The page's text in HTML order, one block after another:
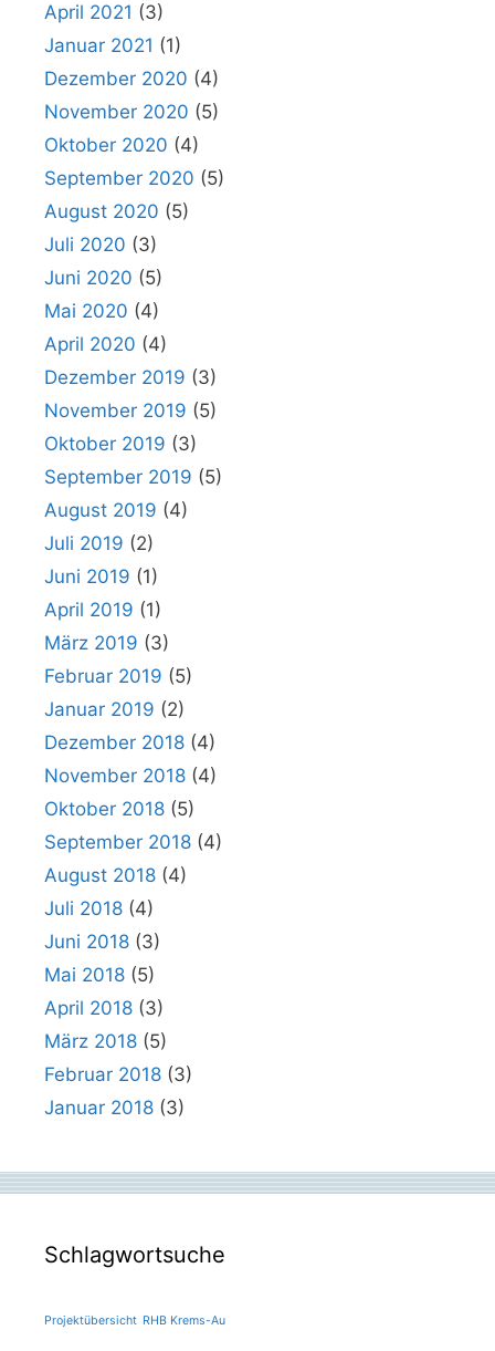
April 2021 (3)
Januar 2021 (1)
Dezember 2020 (4)
November 2020 (5)
Oktober 2020 (4)
September 2020 (5)
August 2020 (5)
Juli 2020 (3)
Juni 2020 (5)
Mai 2020 (4)
April 2020 (4)
Dezember 2019 (3)
November 2019 (5)
Oktober 2019 (3)
September 2019 (5)
August 2019 (4)
Juli 2019 (2)
Juni 2019 (1)
April 2019 (1)
März 2019 (3)
Februar 2019 (5)
Januar 2019 (2)
Dezember 2018 (4)
November 2018 (4)
Oktober 2018 (5)
September 2018 (4)
August 2018 (4)
Juli 2018 (4)
Juni 2018 (3)
Mai 2018 (5)
April 2018 (3)
März 2018 (5)
Februar 2018 (3)
Januar 2018 (3)
Schlagwortsuche
Projektübersicht RHB Krems-Au